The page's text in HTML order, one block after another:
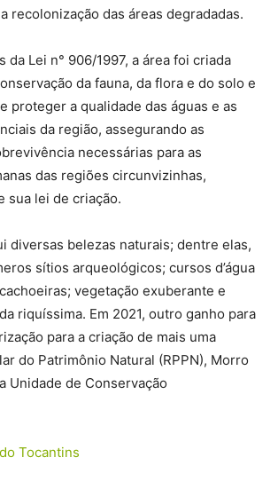
recolonização das áreas degradadas.
da Lei n° 906/1997, a área foi criada
da fauna, da flora e do solo e
proteger a qualidade das águas e as
da região, assegurando as
necessárias para as
das regiões circunvizinhas,
sua lei de criação.
diversas belezas naturais; dentre elas,
sítios arqueológicos; cursos d’água
vegetação exuberante e
riquíssima. Em 2021, outro ganho para
para a criação de mais uma
do Patrimônio Natural (RPPN), Morro
Unidade de Conservação
Tocantins